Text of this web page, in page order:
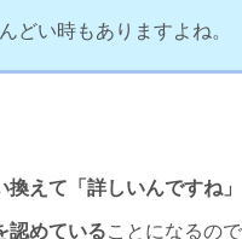
どい時もありますよね。
換えて「詳しいんですね
認めていることになるの